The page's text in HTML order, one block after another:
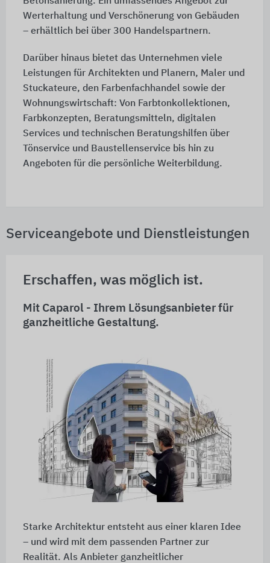
Werterhaltung und Verschönerung von Gebäuden
– erhältlich bei über 300 Handelspartnern.
Darüber hinaus bietet das Unternehmen viele
Leistungen für Architekten und Planern, Maler und
Stuckateure, den Farbenfachhandel sowie der
Wohnungswirtschaft: Von Farbtonkollektionen,
Farbkonzepten, Beratungsmitteln, digitalen
Services und technischen Beratungshilfen über
Tönservice und Baustellenservice bis hin zu
Angeboten für die persönliche Weiterbildung.
Serviceangebote und Dienstleistungen
Erschaffen, was möglich ist.
Mit Caparol - Ihrem Lösungsanbieter für
ganzheitliche Gestaltung.
Starke Architektur entsteht aus einer klaren Idee
– und wird mit dem passenden Partner zur
Realität. Als Anbieter ganzheitlicher